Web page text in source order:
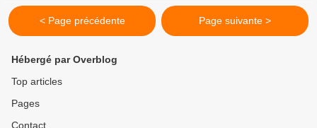
< Page précédente Page suivante >
Hébergé par Overblog
Top articles
Pages
Contact